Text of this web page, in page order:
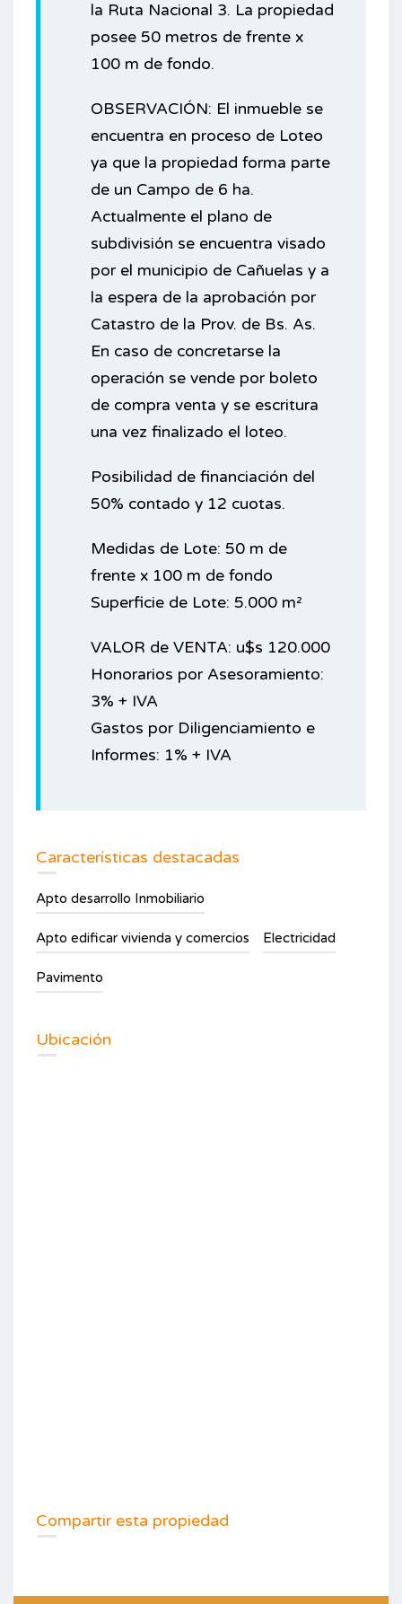
la Ruta Nacional 3. La propiedad
posee 50 metros de frente x
100 m de fondo.
OBSERVACIÓN: El inmueble se
encuentra en proceso de Loteo
ya que la propiedad forma parte
de un Campo de 6 ha.
Actualmente el plano de
subdivisión se encuentra visado
por el municipio de Cañuelas y a
la espera de la aprobación por
Catastro de la Prov. de Bs. As.
En caso de concretarse la
operación se vende por boleto
de compra venta y se escritura
una vez finalizado el loteo.
Posibilidad de financiación del
50% contado y 12 cuotas.
Medidas de Lote: 50 m de
frente x 100 m de fondo
Superficie de Lote: 5.000 m²
VALOR de VENTA: u$s 120.000
Honorarios por Asesoramiento:
3% + IVA
Gastos por Diligenciamiento e
Informes: 1% + IVA
Características destacadas
Apto desarrollo Inmobiliario
Apto edificar vivienda y comercios Electricidad
Pavimento
Ubicación
Compartir esta propiedad